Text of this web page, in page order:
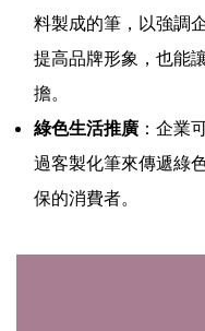
料製成的筆，以強調
提高品牌形象，也能
擔。
綠色生活推廣 ：企業
過客製化筆來傳遞綠
保的消費者。